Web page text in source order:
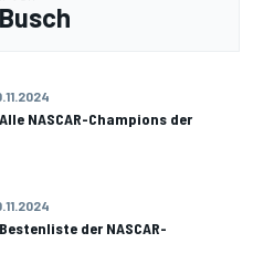
NASCAR-Champions der
der NASCAR-